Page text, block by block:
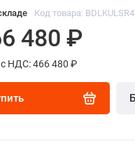
Код товара:
480 ₽
НДС: 466 480 ₽